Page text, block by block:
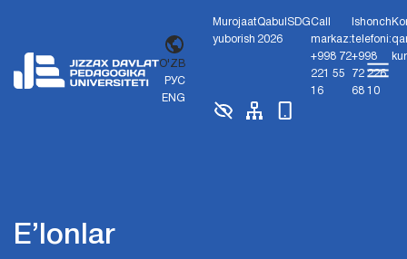
O'ZB
РУС
ENG
Murojaat
yuborish
Qabul
2026
SDGCall
markaz:
+998 72
221 55
16
Ishonch
telefoni:
+998
72 226
68 10
E’lonlar